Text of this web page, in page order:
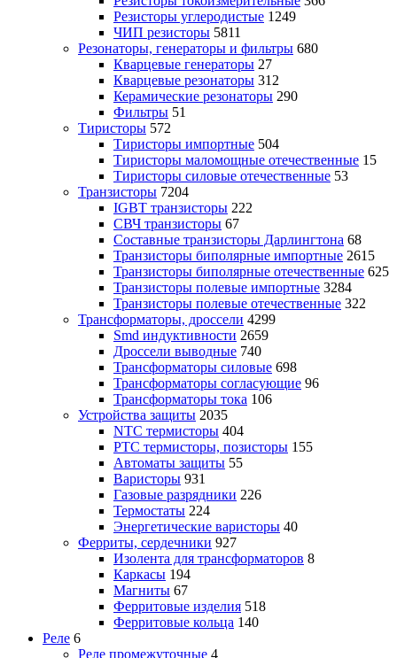
Резисторы углеродистые 1249
ЧИП резисторы 5811
Резонаторы, генераторы и фильтры 680
Кварцевые генераторы 27
Кварцевые резонаторы 312
Керамические резонаторы 290
Фильтры 51
Тиристоры 572
Тиристоры импортные 504
Тиристоры маломощные отечественные 15
Тиристоры силовые отечественные 53
Транзисторы 7204
IGBT транзисторы 222
СВЧ транзисторы 67
Составные транзисторы Дарлингтона 68
Транзисторы биполярные импортные 2615
Транзисторы биполярные отечественные 625
Транзисторы полевые импортные 3284
Транзисторы полевые отечественные 322
Трансформаторы, дроссели 4299
Smd индуктивности 2659
Дроссели выводные 740
Трансформаторы силовые 698
Трансформаторы согласующие 96
Трансформаторы тока 106
Устройства защиты 2035
NTC термисторы 404
PTC термисторы, позисторы 155
Автоматы защиты 55
Варисторы 931
Газовые разрядники 226
Термостаты 224
Энергетические варисторы 40
Ферриты, сердечники 927
Изолента для трансформаторов 8
Каркасы 194
Магниты 67
Ферритовые изделия 518
Ферритовые кольца 140
Реле 6
Реле промежуточные 4